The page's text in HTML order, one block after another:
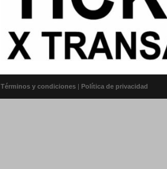
Términos y condiciones Política de privacidad